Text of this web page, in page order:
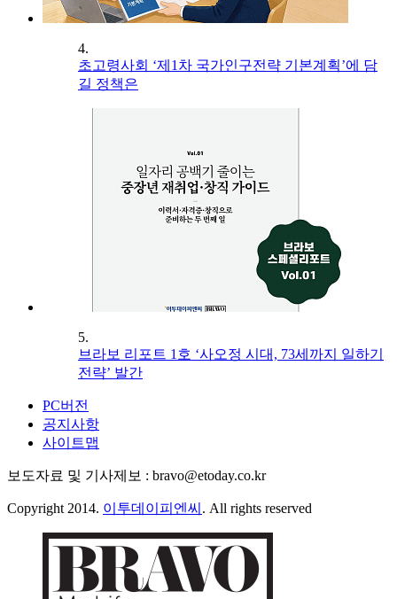
4.
초고령사회 ‘제1차 국가인구전략 기본계획’에 담
길 정책은
5.
브라보 리포트 1호 ‘사오정 시대, 73세까지 일하기
전략’ 발간
PC버전
공지사항
사이트맵
보도자료 및 기사제보 : bravo@etoday.co.kr
Copyright 2014. 이투데이피엔씨 . All rights reserved